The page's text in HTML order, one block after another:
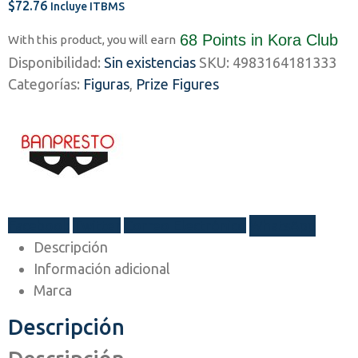
$72.76 Incluye ITBMS
With this product, you will earn 68 Points in Kora Club
Disponibilidad: Sin existencias SKU: 4983164181333
Categorías: Figuras, Prize Figures
Descripción
Información adicional
Marca
Descripción